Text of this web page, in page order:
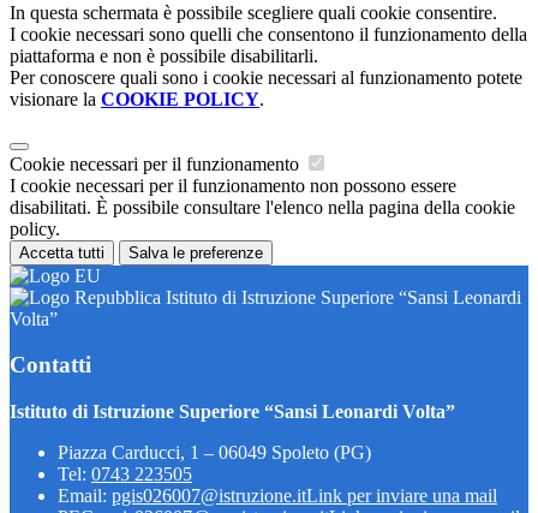
In questa schermata è possibile scegliere quali cookie consentire.
I cookie necessari sono quelli che consentono il funzionamento della
piattaforma e non è possibile disabilitarli.
Per conoscere quali sono i cookie necessari al funzionamento potete
visionare la COOKIE POLICY.
Cookie necessari per il funzionamento
I cookie necessari per il funzionamento non possono essere
disabilitati. È possibile consultare l'elenco nella pagina della cookie
policy.
Accetta tutti Salva le preferenze
Istituto di Istruzione Superiore “Sansi Leonardi
Volta”
Contatti
Istituto di Istruzione Superiore “Sansi Leonardi Volta”
Piazza Carducci, 1 – 06049 Spoleto (PG)
Tel: 0743 223505
Email: pgis026007@istruzione.itLink per inviare una mail